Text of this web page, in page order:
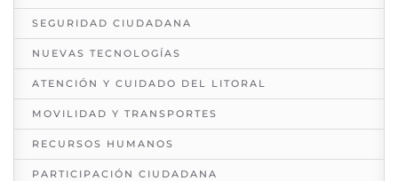
SEGURIDAD CIUDADANA
NUEVAS TECNOLOGÍAS
ATENCIÓN Y CUIDADO DEL LITORAL
MOVILIDAD Y TRANSPORTES
RECURSOS HUMANOS
PARTICIPACIÓN CIUDADANA